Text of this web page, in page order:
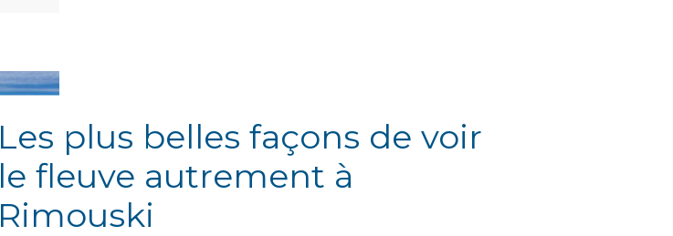
Les plus belles façons de voir
le fleuve autrement à
Rimouski